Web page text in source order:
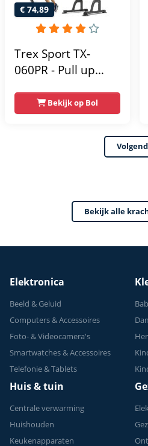
€ 74,89
Trex Sport TX-
060PR - Pull up
Fitness - Pull up
rack -
Multifunctioneel -
Verstelbaar -
Krachttraining - Tot
Bekijk op Bol
Bekijk alle
Elektronica
Beeld & Geluid
Computers & Accessoires
Foto- & Videocamera's
Smartwatches & Accessoires
Telefonie & Tablets
Huis & tuin
Centrale verwarming
Huishouden
Keukenapparaten